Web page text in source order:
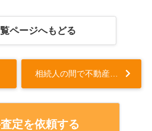
ページへもどる
定を依頼する